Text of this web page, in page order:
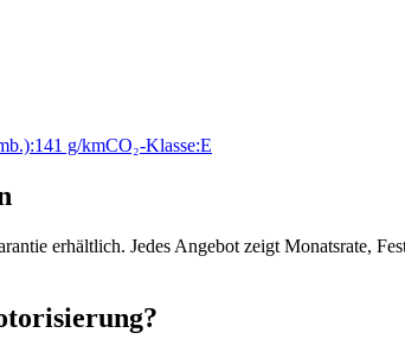
141 g/kmCO₂-Klasse:E
erhältlich. Jedes Angebot zeigt Monatsrate,